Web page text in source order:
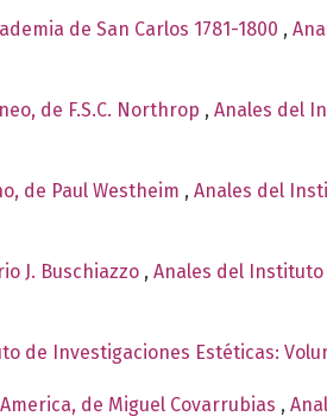
de San Carlos 1781-1800 ,
de F.S.C. Northrop , Anales del
de Paul Westheim , Anales del
J. Buschiazzo , Anales del
de Investigaciones Estéticas:
de Miguel Covarrubias ,